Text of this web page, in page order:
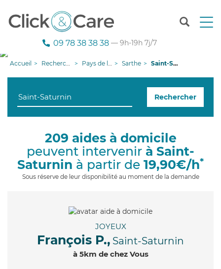
T
n
g
09 78 38 38 38 — 9h-19h 7j/7
Accueil Recherche aide à domicile Pays de la Loire Sarthe Saint-Saturnin
Rechercher
209 aides à domicile
peuvent intervenir à Saint-
Saturnin à partir de 19,90€/h*
Sous réserve de leur disponibilité au moment de la demande
JOYEUX
François P., Saint-Saturnin
à 5km de chez Vous